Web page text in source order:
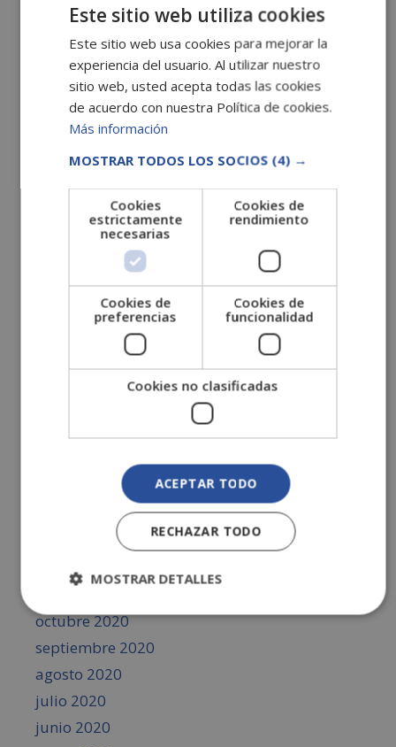
septiembre 2022
agosto 2022
julio 2022
junio 2022
mayo 2022
marzo 2022
febrero 2022
enero 2022
diciembre 2021
noviembre 2021
octubre 2021
septiembre 2021
mayo 2021
febrero 2021
diciembre 2020
octubre 2020
septiembre 2020
agosto 2020
julio 2020
junio 2020
Este sitio web utiliza cookies
Este sitio web usa cookies para mejorar la
experiencia del usuario. Al utilizar nuestro
sitio web, usted acepta todas las cookies
de acuerdo con nuestra Política de cookies.
Más información
MOSTRAR TODOS LOS SOCIOS (4) →
Cookies
estrictamente
necesarias
Cookies de
rendimiento
Cookies de
preferencias
Cookies de
funcionalidad
Cookies no clasificadas
ACEPTAR TODO
RECHAZAR TODO
MOSTRAR DETALLES